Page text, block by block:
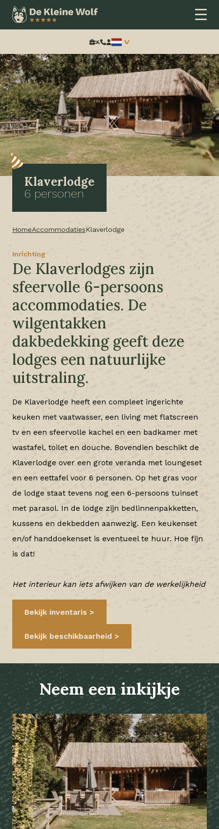
Zoeken:
Klaverlodge
6 personen
HomeAccommodatiesKlaverlodge
Inrichting
De Klaverlodges zijn
sfeervolle 6-persoons
accommodaties. De
wilgentakken
dakbedekking geeft deze
lodges een natuurlijke
uitstraling.
De Klaverlodge heeft een compleet ingerichte
keuken met vaatwasser, een living met flatscreen
tv en een sfeervolle kachel en een badkamer met
wastafel, toilet en douche. Bovendien beschikt de
Klaverlodge over een grote veranda met loungeset
en een eettafel voor 6 personen. Op het gras voor
de lodge staat tevens nog een 6-persoons tuinset
met parasol. In de lodge zijn bedlinnenpakketten,
kussens en dekbedden aanwezig. Een keukenset
en/of handdoekenset is eventueel te huur. Hoe fijn
is dat!
Het interieur kan iets afwijken van de werkelijkheid
Bekijk inventaris
Bekijk beschikbaarheid
Neem een inkijkje